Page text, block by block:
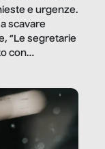
e urgenze.
scavare
“Le segretarie
con